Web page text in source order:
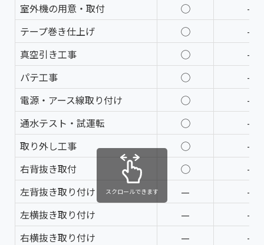
室外機の用意・取付
◯
—
テープ巻き仕上げ
◯
—
真空引き工事
◯
—
パテ工事
◯
—
電源・アース線取り付け
◯
—
通水テスト・試運転
◯
—
取り外し工事
◯
—
右背抜き取付
◯
—
左背抜き取り付け
—
—
左横抜き取り付け
—
—
右横抜き取り付け
—
—
スクロールできます